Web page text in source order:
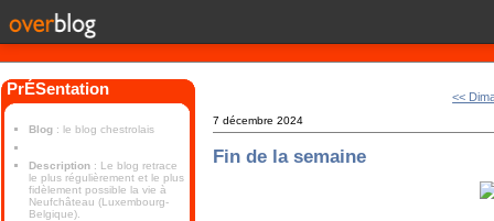
PrÉSentation
Blog : le blog chestrolais
Description : Le blog retrace
le plus régulièrement et le plus
fidèlement possible la vie à
Neufchâteau (Luxembourg-
Belgique).
<<
7 décembre 2024
Fin de la semaine